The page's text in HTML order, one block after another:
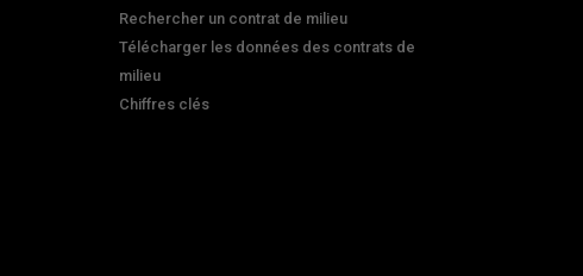
Rechercher un contrat de milieu
Télécharger les données des contrats de
milieu
Chiffres clés